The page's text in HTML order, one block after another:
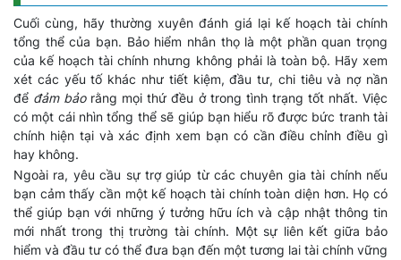
Cuối cùng, hãy thường xuyên đánh giá lại kế hoạch tài chính
tổng thể của bạn. Bảo hiểm nhân thọ là một phần quan trọng
của kế hoạch tài chính nhưng không phải là toàn bộ. Hãy xem
xét các yếu tố khác như tiết kiệm, đầu tư, chi tiêu và nợ nần
để đảm bảo rằng mọi thứ đều ở trong tình trạng tốt nhất. Việc
có một cái nhìn tổng thể sẽ giúp bạn hiểu rõ được bức tranh tài
chính hiện tại và xác định xem bạn có cần điều chỉnh điều gì
hay không.
Ngoài ra, yêu cầu sự trợ giúp từ các chuyên gia tài chính nếu
bạn cảm thấy cần một kế hoạch tài chính toàn diện hơn. Họ có
thể giúp bạn với những ý tưởng hữu ích và cập nhật thông tin
mới nhất trong thị trường tài chính. Một sự liên kết giữa bảo
hiểm và đầu tư có thể đưa bạn đến một tương lai tài chính vững